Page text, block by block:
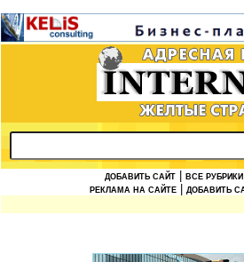
ДОБАВИТЬ САЙТ ВСЕ РУБРИКИ
РЕКЛАМА НА САЙТЕ
ДОБАВИТЬ